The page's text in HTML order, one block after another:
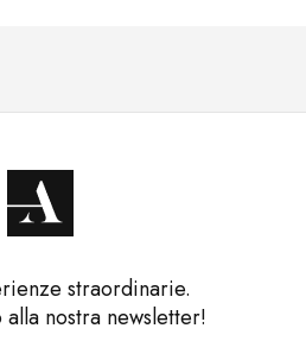
straordinarie.
nostra newsletter!